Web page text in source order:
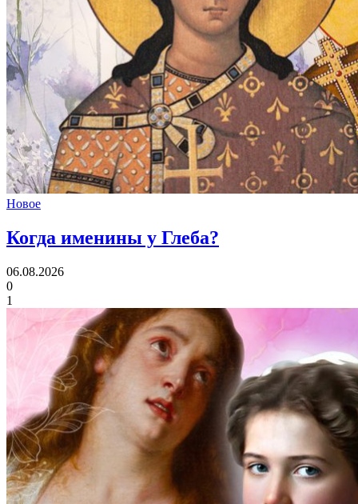
Новое
Когда именины у Глеба?
06.08.2026
0
1